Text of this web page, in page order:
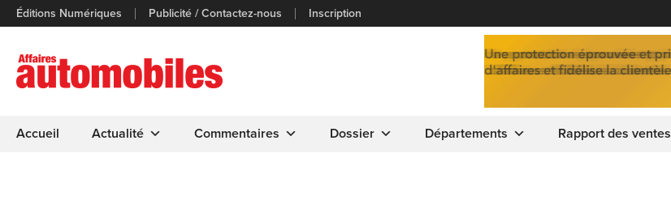
Éditions Numériques Publicité / Contactez-nous Inscription
Accueil Actualité Commentaires Dossier Départements Rapport des ventes